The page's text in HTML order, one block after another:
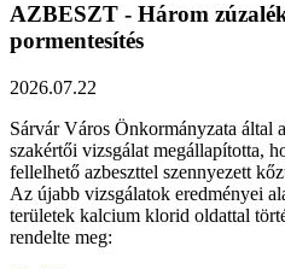
AZBESZT - Három
pormentesítés
2026.07.22
Sárvár Város Önkormányzata által
szakértői vizsgálat megállapította,
fellelhető azbeszttel szennyezett
Az újabb vizsgálatok eredményei
területek kalcium klorid oldattal
rendelte meg: